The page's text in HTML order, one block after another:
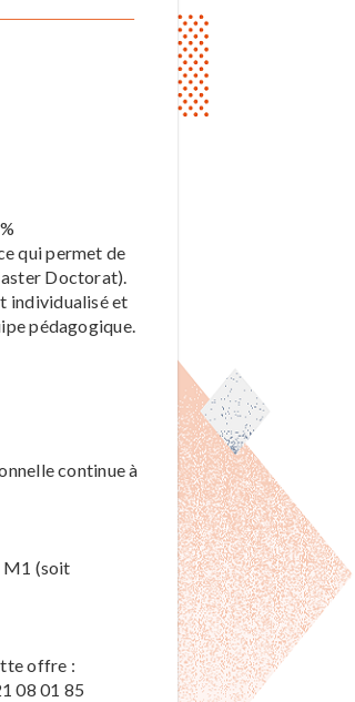
qui permet de
Doctorat).
individualisé et
pédagogique.
continue à
M1 (soit
offre :
08 01 85